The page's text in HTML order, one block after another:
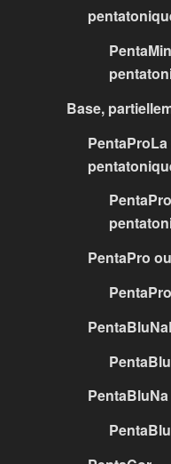
Base,
PentaPro
PentaBluNa